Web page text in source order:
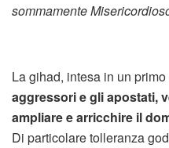
sommamente
La gihad, intesa in un
aggressori e gli apostati,
ampliare e arricchire il
Di particolare tolleranza